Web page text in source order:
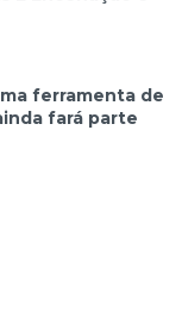
ferramenta de
fará parte